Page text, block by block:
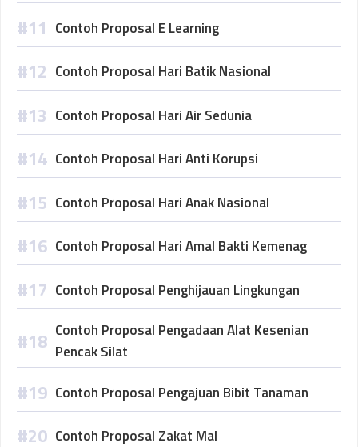
Contoh Proposal E Learning
Contoh Proposal Hari Batik Nasional
Contoh Proposal Hari Air Sedunia
Contoh Proposal Hari Anti Korupsi
Contoh Proposal Hari Anak Nasional
Contoh Proposal Hari Amal Bakti Kemenag
Contoh Proposal Penghijauan Lingkungan
Contoh Proposal Pengadaan Alat Kesenian
Pencak Silat
Contoh Proposal Pengajuan Bibit Tanaman
Contoh Proposal Zakat Mal